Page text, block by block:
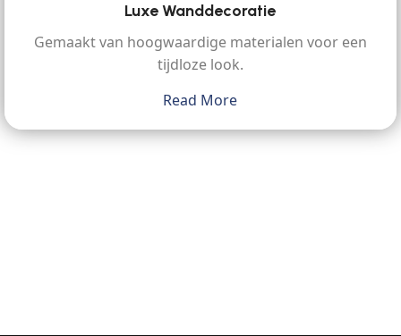
Luxe Wanddecoratie
Gemaakt van hoogwaardige materialen voor een
tijdloze look.
Read More